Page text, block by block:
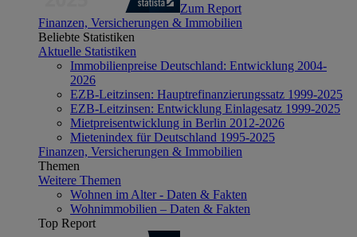
Zum Report
Finanzen, Versicherungen & Immobilien
Beliebte Statistiken
Aktuelle Statistiken
Immobilienpreise Deutschland: Entwicklung 2004-
2026
EZB-Leitzinsen: Hauptrefinanzierungssatz 1999-2025
EZB-Leitzinsen: Entwicklung Einlagesatz 1999-2025
Mietpreisentwicklung in Berlin 2012-2026
Mietenindex für Deutschland 1995-2025
Finanzen, Versicherungen & Immobilien
Themen
Weitere Themen
Wohnen im Alter - Daten & Fakten
Wohnimmobilien – Daten & Fakten
Top Report